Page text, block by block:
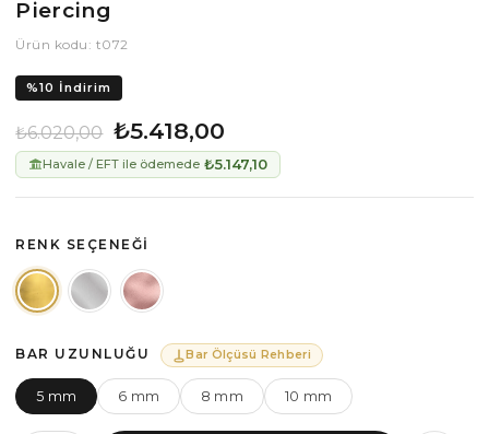
Piercing
Ürün kodu: t072
%10 İndirim
₺6.020,00 ₺5.418,00
Havale / EFT ile ödemede ₺5.147,10
RENK SEÇENEĞI
BAR UZUNLUĞU Bar Ölçüsü Rehberi
5 mm 6 mm 8 mm 10 mm